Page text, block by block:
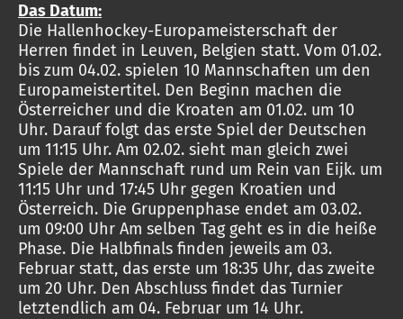
Das Datum:
Die Hallenhockey-Europameisterschaft der
Herren findet in Leuven, Belgien statt. Vom 01.02.
bis zum 04.02. spielen 10 Mannschaften um den
Europameistertitel. Den Beginn machen die
Österreicher und die Kroaten am 01.02. um 10
Uhr. Darauf folgt das erste Spiel der Deutschen
um 11:15 Uhr. Am 02.02. sieht man gleich zwei
Spiele der Mannschaft rund um Rein van Eijk. um
11:15 Uhr und 17:45 Uhr gegen Kroatien und
Österreich. Die Gruppenphase endet am 03.02.
um 09:00 Uhr Am selben Tag geht es in die heiße
Phase. Die Halbfinals finden jeweils am 03.
Februar statt, das erste um 18:35 Uhr, das zweite
um 20 Uhr. Den Abschluss findet das Turnier
letztendlich am 04. Februar um 14 Uhr.